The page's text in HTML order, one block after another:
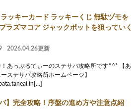
ッキーカード ラッキーくじ 無駄ヅモを
ラズマコア ジャックポットを狙っていく
2026.04.26更新
あっぷるてぃーのステサバ攻略所です^^* 【あ
ステサバ攻略所ホームページ】
バ】完全攻略！序盤の進め方や注意点紹